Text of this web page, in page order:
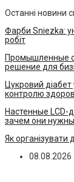
Останні новини
Фарби Sniezka:
робіт
Промышленные
решение для
Цукровий діабет
контролю
Настенные LCD-
зачем они нужны
Як організувати
08.08.2026